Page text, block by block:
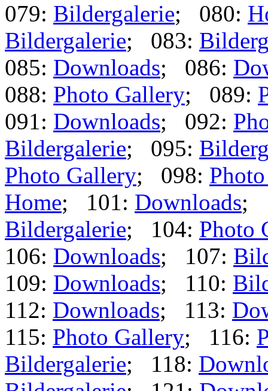
079: Bildergalerie; 080:
Bildergalerie; 083:
085: Downloads; 086:
088: Photo Gallery; 089:
091: Downloads; 092:
Bildergalerie; 095:
Photo Gallery; 098:
Home; 101: Downloads;
Bildergalerie; 104: Photo
106: Downloads; 107:
109: Downloads; 110:
112: Downloads; 113:
115: Photo Gallery; 116:
Bildergalerie; 118: